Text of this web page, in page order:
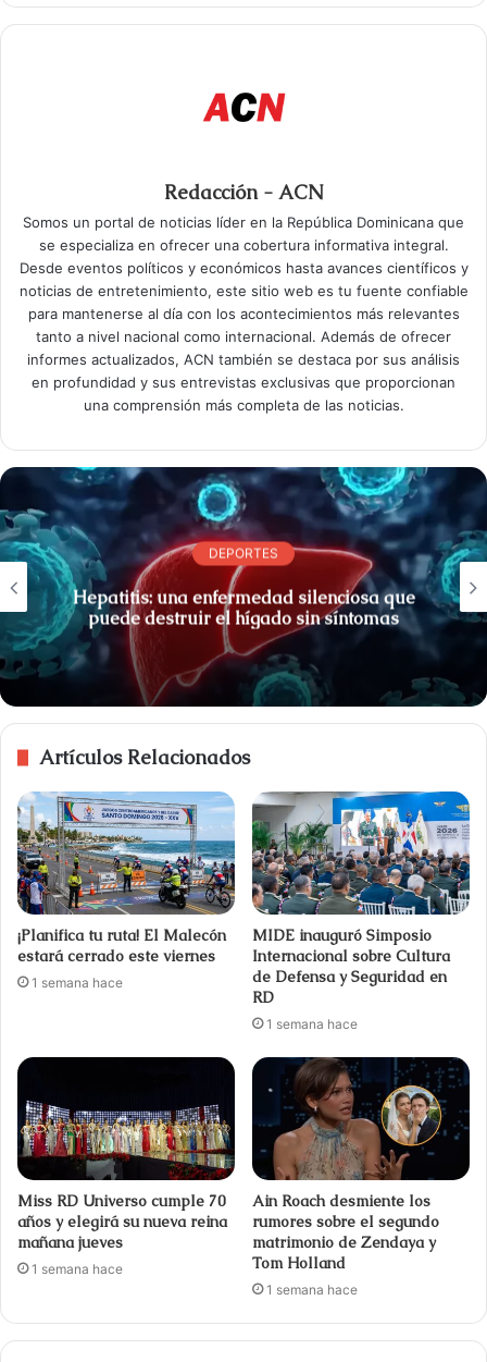
Redacción - ACN
Somos un portal de noticias líder en la República Dominicana que
se especializa en ofrecer una cobertura informativa integral.
Desde eventos políticos y económicos hasta avances científicos y
noticias de entretenimiento, este sitio web es tu fuente confiable
para mantenerse al día con los acontecimientos más relevantes
tanto a nivel nacional como internacional. Además de ofrecer
informes actualizados, ACN también se destaca por sus análisis
en profundidad y sus entrevistas exclusivas que proporcionan
una comprensión más completa de las noticias.
DEPORTES
Hepatitis: una enfermedad silenciosa que
puede destruir el hígado sin síntomas
Artículos Relacionados
¡Planifica tu ruta! El Malecón
estará cerrado este viernes
1 semana hace
MIDE inauguró Simposio
Internacional sobre Cultura
de Defensa y Seguridad en
RD
1 semana hace
Miss RD Universo cumple 70
años y elegirá su nueva reina
mañana jueves
1 semana hace
Ain Roach desmiente los
rumores sobre el segundo
matrimonio de Zendaya y
Tom Holland
1 semana hace